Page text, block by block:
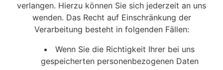
verlangen. Hierzu können Sie sich jederzeit an uns
wenden. Das Recht auf Einschränkung der
Verarbeitung besteht in folgenden Fällen:
Wenn Sie die Richtigkeit Ihrer bei uns
gespeicherten personenbezogenen Daten